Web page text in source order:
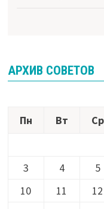
АРХИВ СОВЕТОВ
Пн
Вт Ср
3
4 5
10
11 12